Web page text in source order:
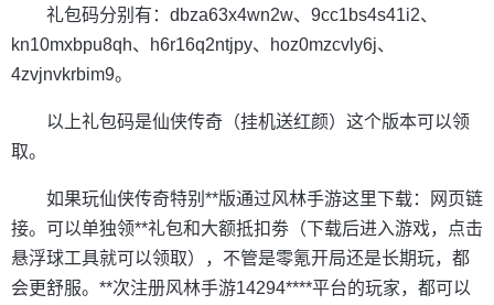
礼包码分别有：dbza63x4wn2w、9cc1bs4s41i2、
kn10mxbpu8qh、h6r16q2ntjpy、hoz0mzcvly6j、
4zvjnvkrbim9。
以上礼包码是仙侠传奇（挂机送红颜）这个版本可以领
取。
如果玩仙侠传奇特别**版通过风林手游这里下载：网页链
接。可以单独领**礼包和大额抵扣劵（下载后进入游戏，点击
悬浮球工具就可以领取），不管是零氪开局还是长期玩，都
会更舒服。**次注册风林手游14294****平台的玩家，都可以